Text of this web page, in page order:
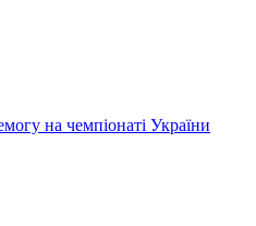
на чемпіонаті України